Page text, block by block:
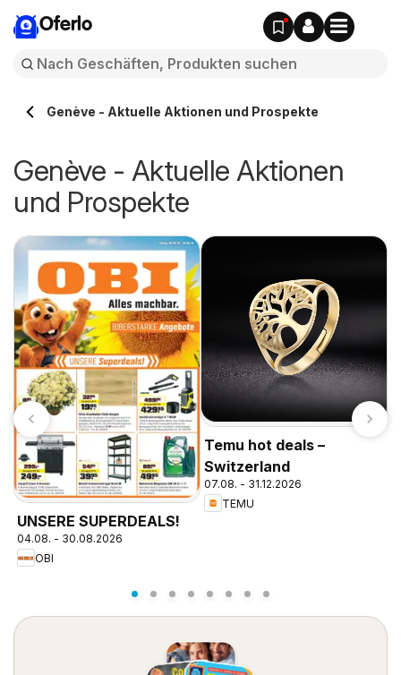
Oferlo
Genève - Aktuelle Aktionen und Prospekte
Genève - Aktuelle Aktionen
und Prospekte
UNSERE SUPERDEALS!
04.08. - 30.08.2026
OBI
Temu hot deals –
Switzerland
07.08. - 31.12.2026
TEMU